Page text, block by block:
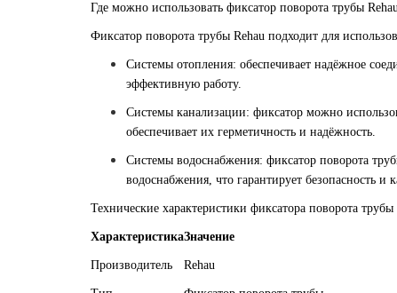
Где можно использовать фиксатор поворота трубы
Фиксатор поворота трубы Rehau подходит для
Системы отопления: обеспечивает надёжное
эффективную работу.
Системы канализации: фиксатор можно
обеспечивает их герметичность и надёжность.
Системы водоснабжения: фиксатор поворота
водоснабжения, что гарантирует безопасность и
Технические характеристики фиксатора поворота трубы
ХарактеристикаЗначение
Производитель Rehau